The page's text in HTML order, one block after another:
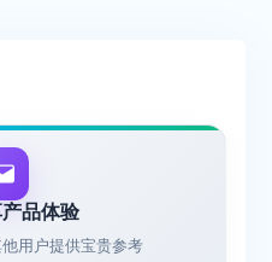
品体验
用户提供宝贵参考